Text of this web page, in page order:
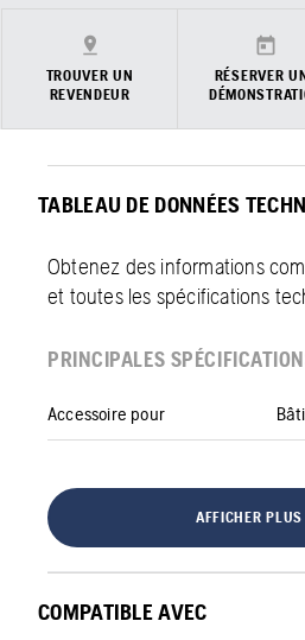
TROUVER UN
REVENDEUR
RÉSERVER
TABLEAU DE DONNÉES
Obtenez des informations
et toutes les spécifications
PRINCIPALES
Accessoire pour
AFFICHER PLUS
COMPATIBLE AVEC